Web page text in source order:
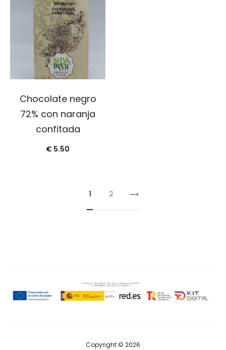
Chocolate negro
72% con naranja
confitada
€ 5.50
1 2
Copyright © 2026